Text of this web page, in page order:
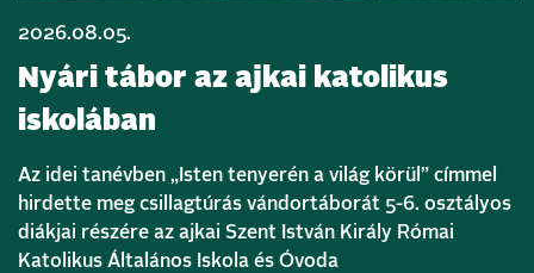
2026.08.05.
Nyári tábor az ajkai katolikus
iskolában
Az idei tanévben „Isten tenyerén a világ körül” címmel
hirdette meg csillagtúrás vándortáborát 5-6. osztályos
diákjai részére az ajkai Szent István Király Római
Katolikus Általános Iskola és Óvoda